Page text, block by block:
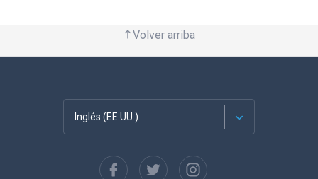
Volver arriba
Inglés (EE.UU.)